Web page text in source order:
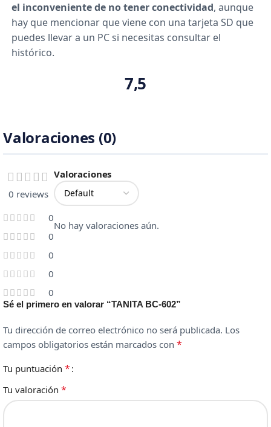
7,5
el inconveniente de no tener conectividad, aunque
hay que mencionar que viene con una tarjeta SD que
puedes llevar a un PC si necesitas consultar el
histórico.
Valoraciones (0)
0 reviews
0
0
0
0
0
Valoraciones
No hay valoraciones aún.
Sé el primero en valorar “TANITA BC-602”
Tu dirección de correo electrónico no será publicada. Los
campos obligatorios están marcados con *
Tu puntuación *
Tu valoración *